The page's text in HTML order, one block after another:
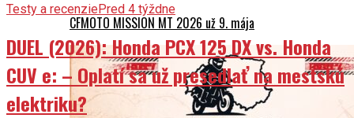
CFMOTO MISSION MT 2026 už 9. mája
Testy a recenziePred 4 týždne
DUEL (2026): Honda PCX 125 DX vs. Honda
CUV e: – Oplatí sa už presedlať na mestskú
elektriku?